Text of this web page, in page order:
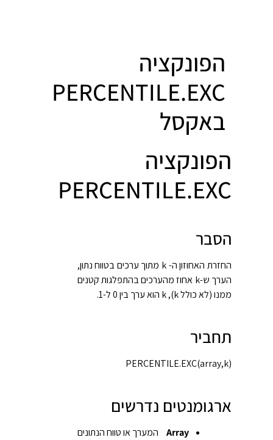
הפונקציה
PERCENTILE.EXC
באקסל
הפונקציה
PERCENTILE.EXC
הסבר
החזרת האחוזון ה- k מתוך ערכים בטווח נתון,
הערך ש-k אחוז מהערכים בהתפלגות קטנים
ממנו (לא כולל k), k הוא ערך בין ‎0 ל-1.
תחביר
PERCENTILE.EXC(array,k)‎
ארגומנטים נדרשים
Array המערך או טווח הנתונים